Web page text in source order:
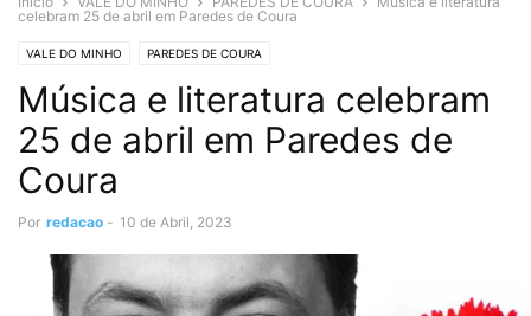
celebram 25 de abril em Paredes de Coura
VALE DO MINHO PAREDES DE COURA
Música e literatura celebram
25 de abril em Paredes de
Coura
Por redacao - 10 de Abril, 2023